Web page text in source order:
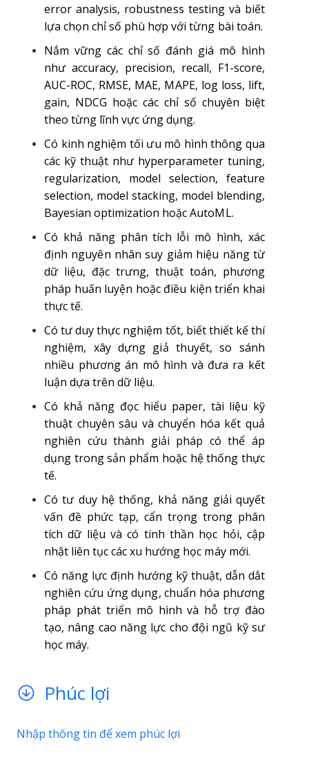
error analysis, robustness testing và biết
lựa chọn chỉ số phù hợp với từng bài toán.
Nắm vững các chỉ số đánh giá mô hình
như accuracy, precision, recall, F1-score,
AUC-ROC, RMSE, MAE, MAPE, log loss, lift,
gain, NDCG hoặc các chỉ số chuyên biệt
theo từng lĩnh vực ứng dụng.
Có kinh nghiệm tối ưu mô hình thông qua
các kỹ thuật như hyperparameter tuning,
regularization, model selection, feature
selection, model stacking, model blending,
Bayesian optimization hoặc AutoML.
Có khả năng phân tích lỗi mô hình, xác
định nguyên nhân suy giảm hiệu năng từ
dữ liệu, đặc trưng, thuật toán, phương
pháp huấn luyện hoặc điều kiện triển khai
thực tế.
Có tư duy thực nghiệm tốt, biết thiết kế thí
nghiệm, xây dựng giả thuyết, so sánh
nhiều phương án mô hình và đưa ra kết
luận dựa trên dữ liệu.
Có khả năng đọc hiểu paper, tài liệu kỹ
thuật chuyên sâu và chuyển hóa kết quả
nghiên cứu thành giải pháp có thể áp
dụng trong sản phẩm hoặc hệ thống thực
tế.
Có tư duy hệ thống, khả năng giải quyết
vấn đề phức tạp, cẩn trọng trong phân
tích dữ liệu và có tinh thần học hỏi, cập
nhật liên tục các xu hướng học máy mới.
Có năng lực định hướng kỹ thuật, dẫn dắt
nghiên cứu ứng dụng, chuẩn hóa phương
pháp phát triển mô hình và hỗ trợ đào
tạo, nâng cao năng lực cho đội ngũ kỹ sư
học máy.
Phúc lợi
Nhập thông tin để xem phúc lợi